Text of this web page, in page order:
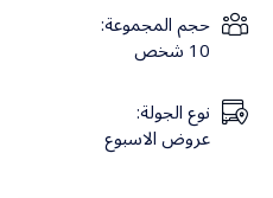
حجم المجموعة:
10 شخص
نوع الجولة:
عروض الاسبوع